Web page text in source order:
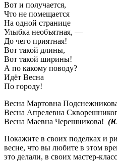
Вот и полyчается,
Что не помещается
На одной странице
Улыбка необъятная, —
До чего приятная!
Вот такой длины,
Вот такой ширины!
А по какомy поводy?
Идёт Весна
По городy!
Весна Мартовна
Весна Апрелевна
Весна Маевна Черешникова!
Покажите в своих поделках и
весне, что вы любите в этом
это делали, в своих мастер-